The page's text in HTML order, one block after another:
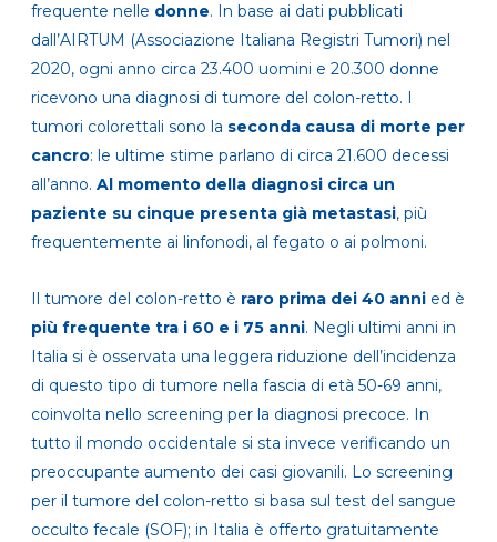
frequente nelle donne. In base ai dati pubblicati
dall’AIRTUM (Associazione Italiana Registri Tumori) nel
2020, ogni anno circa 23.400 uomini e 20.300 donne
ricevono una diagnosi di tumore del colon-retto. I
tumori colorettali sono la seconda causa di morte per
cancro: le ultime stime parlano di circa 21.600 decessi
all’anno. Al momento della diagnosi circa un
paziente su cinque presenta già metastasi, più
frequentemente ai linfonodi, al fegato o ai polmoni.
Il tumore del colon-retto è raro prima dei 40 anni ed è
più frequente tra i 60 e i 75 anni. Negli ultimi anni in
Italia si è osservata una leggera riduzione dell’incidenza
di questo tipo di tumore nella fascia di età 50-69 anni,
coinvolta nello screening per la diagnosi precoce. In
tutto il mondo occidentale si sta invece verificando un
preoccupante aumento dei casi giovanili. Lo screening
per il tumore del colon-retto si basa sul test del sangue
occulto fecale (SOF); in Italia è offerto gratuitamente